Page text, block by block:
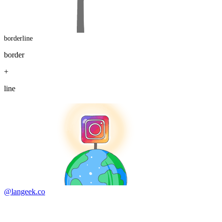
borderline
border
+
line
@langeek.co